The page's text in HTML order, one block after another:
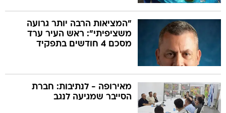
"המציאות הרבה יותר גרועה
משציפיתי": ראש העיר ערד
מסכם 4 חודשים בתפקיד
מאירופה - לנתיבות: חברת
הסייבר שמגיעה לנגב